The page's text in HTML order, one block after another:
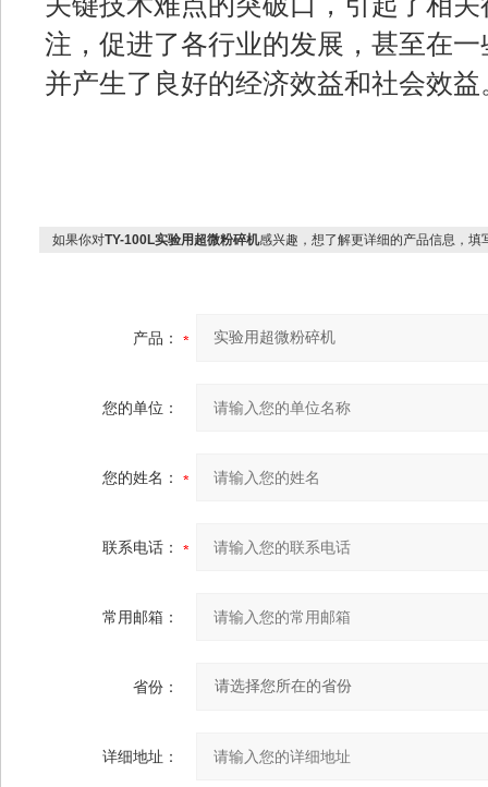
注，促进了各行业的发展，甚至在
并产生了良好的经济效益和社会效益
如果你对TY-100L实验用超微粉碎机感兴趣，想了解更详细的产品信息，填
产品：
您的单位：
您的姓名：
联系电话：
常用邮箱：
省份：
详细地址：